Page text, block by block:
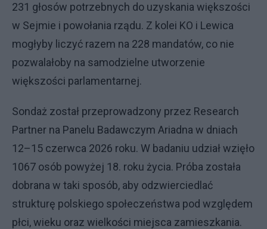
231 głosów potrzebnych do uzyskania większości
w Sejmie i powołania rządu. Z kolei KO i Lewica
mogłyby liczyć razem na 228 mandatów, co nie
pozwalałoby na samodzielne utworzenie
większości parlamentarnej.
Sondaż został przeprowadzony przez Research
Partner na Panelu Badawczym Ariadna w dniach
12–15 czerwca 2026 roku. W badaniu udział wzięło
1067 osób powyżej 18. roku życia. Próba została
dobrana w taki sposób, aby odzwierciedlać
strukturę polskiego społeczeństwa pod względem
płci, wieku oraz wielkości miejsca zamieszkania.